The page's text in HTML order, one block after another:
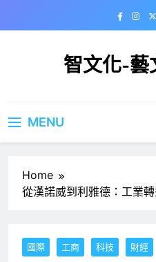
智文化-藝
MENU
Home
從漢諾威到利雅德：工業
國際 工商 科技 財經